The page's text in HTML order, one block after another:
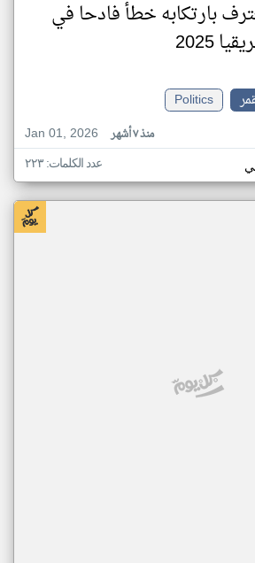
بارتكابه خطأ فادحا في
2025
Politics
Jan 01, 2026
منذ ٧ أشهر
عدد الكلمات: ٢٢٣